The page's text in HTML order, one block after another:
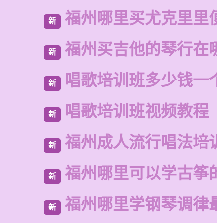
新 福州哪里买尤克里里
新 福州买吉他的琴行在
新 唱歌培训班多少钱一
新 唱歌培训班视频教程
新 福州成人流行唱法培
新 福州哪里可以学古筝
新 福州哪里学钢琴调律